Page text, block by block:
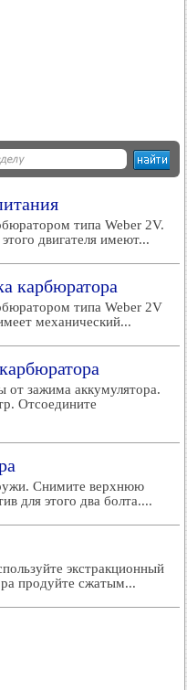
типа Weber 2V.
двигателя имеют...
карбюратора
типа Weber 2V
механический...
от зажима аккумулятора.
Отсоедините
Снимите верхнюю
для этого два болта....
экстракционный
продуйте сжатым...